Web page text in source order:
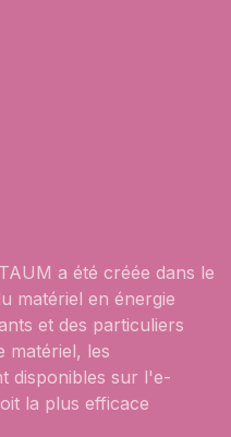
a été créée dans le
matériel en énergie
et des particuliers
matériel, les
disponibles sur l'e-
la plus efficace